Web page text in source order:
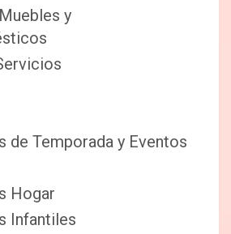
y
de Temporada y Eventos
Hogar
Infantiles